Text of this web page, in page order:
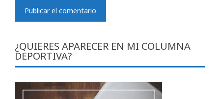
¿QUIERES APARECER EN MI COLUMNA
DEPORTIVA?